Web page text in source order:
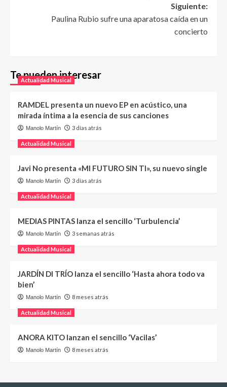
Siguiente:
Paulina Rubio sufre una aparatosa caída en un
concierto
Te pueden interesar
Actualidad Musical
RAMDEL presenta un nuevo EP en acústico, una
mirada íntima a la esencia de sus canciones
Manolo Martín 3 días atrás
Actualidad Musical
Javi No presenta «MI FUTURO SIN TI», su nuevo single
Manolo Martín 3 días atrás
Actualidad Musical
MEDIAS PINTAS lanza el sencillo ‘Turbulencia’
Manolo Martín 3 semanas atrás
Actualidad Musical
JARDÍN DI TRÍO lanza el sencillo ‘Hasta ahora todo va
bien’
Manolo Martín 8 meses atrás
Actualidad Musical
ANORA KITO lanzan el sencillo ‘Vacilas’
Manolo Martín 8 meses atrás